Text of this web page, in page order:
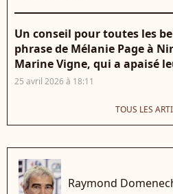
Un conseil pour toutes les
phrase de Mélanie Page à
Marine Vigne, qui a apaisé
25 avril 2026 à 18:11
TOUS LES
Raymond